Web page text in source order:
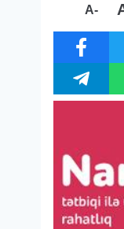
A-